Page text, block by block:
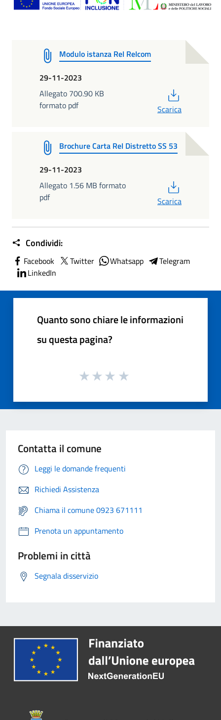
Modulo istanza ReI ReIcom
29-11-2023
Allegato 700.90 KB
formato pdf
Scarica
Brochure Carta ReI Distretto SS 53
29-11-2023
Allegato 1.56 MB formato
pdf
Scarica
Condividi:
Facebook Twitter Whatsapp
Telegram
LinkedIn
Quanto sono chiare le informazioni
su questa pagina?
Contatta il comune
Leggi le domande frequenti
Richiedi Assistenza
Chiama il comune 0923 671111
Prenota un appuntamento
Problemi in città
Segnala disservizio